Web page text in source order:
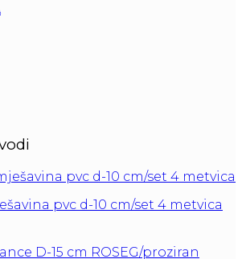
pvc d-10 cm/set 4 metvica